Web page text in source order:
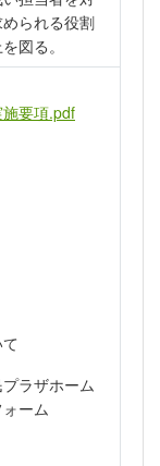
られる役割
図る。
要項.pdf
ラザホーム
ーム